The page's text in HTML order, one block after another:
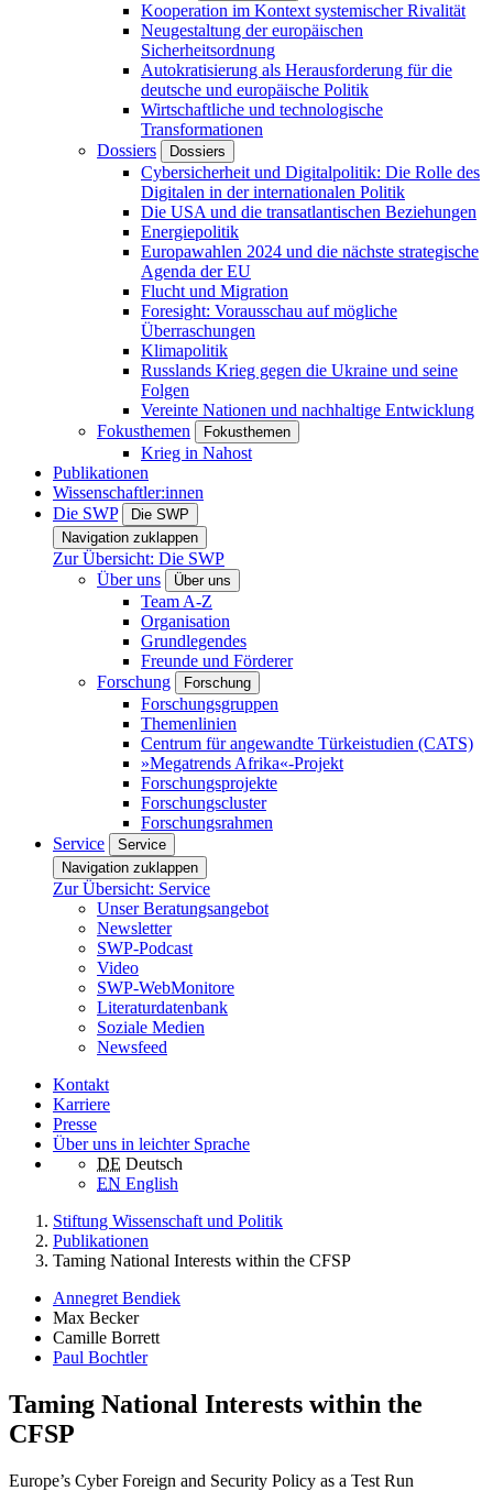
Kooperation im Kontext systemischer Rivalität
Neugestaltung der europäischen
Sicherheitsordnung
Autokratisierung als Herausforderung für die
deutsche und europäische Politik
Wirtschaftliche und technologische
Transformationen
Dossiers
Dossiers
Cybersicherheit und Digitalpolitik: Die Rolle des
Digitalen in der internationalen Politik
Die USA und die transatlantischen Beziehungen
Energiepolitik
Europawahlen 2024 und die nächste strategische
Agenda der EU
Flucht und Migration
Foresight: Vorausschau auf mögliche
Überraschungen
Klimapolitik
Russlands Krieg gegen die Ukraine und seine
Folgen
Vereinte Nationen und nachhaltige Entwicklung
Fokusthemen
Fokusthemen
Krieg in Nahost
Publikationen
Wissenschaftler:innen
Die SWP
Die SWP
Navigation zuklappen
Zur Übersicht: Die SWP
Über uns
Über uns
Team A-Z
Organisation
Grundlegendes
Freunde und Förderer
Forschung
Forschung
Forschungsgruppen
Themenlinien
Centrum für angewandte Türkeistudien (CATS)
»Megatrends Afrika«-Projekt
Forschungsprojekte
Forschungscluster
Forschungsrahmen
Service
Service
Navigation zuklappen
Zur Übersicht: Service
Unser Beratungsangebot
Newsletter
SWP-Podcast
Video
SWP-WebMonitore
Literaturdatenbank
Soziale Medien
Newsfeed
Kontakt
Karriere
Presse
Über uns in leichter Sprache
DE Deutsch
EN English
Stiftung Wissenschaft und Politik
Publikationen
Taming National Interests within the CFSP
Annegret Bendiek
Max Becker
Camille Borrett
Paul Bochtler
Taming National Interests within the
CFSP
Europe’s Cyber Foreign and Security Policy as a Test Run